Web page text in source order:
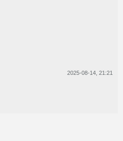
2025-08-14, 21:21